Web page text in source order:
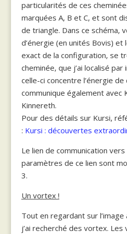
particularités de ces
marquées A, B et C, et sont
de triangle. Dans ce schéma,
d’énergie (en unités Bovis) et
exact de la configuration, se
cheminée, que j’ai localisé
celle-ci concentre l’énergie
communique également avec
Kinnereth.
Pour des détails sur Kursi,
: Kursi : découvertes
Le lien de communication
paramètres de ce lien sont
3.
Un vortex !
Tout en regardant sur l’image
j’ai recherché des vortex.